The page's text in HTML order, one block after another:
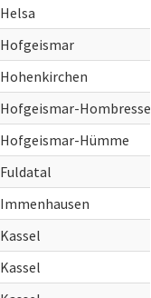
Helsa
Hofgeismar
Hohenkirchen
Hofgeismar-
Hofgeismar-Hümme
Fuldatal
Immenhausen
Kassel
Kassel